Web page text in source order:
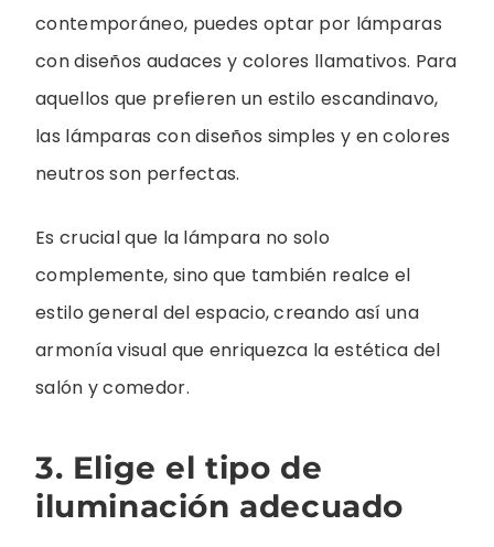
contemporáneo, puedes optar por lámparas
con diseños audaces y colores llamativos. Para
aquellos que prefieren un estilo escandinavo,
las lámparas con diseños simples y en colores
neutros son perfectas.
Es crucial que la lámpara no solo
complemente, sino que también realce el
estilo general del espacio, creando así una
armonía visual que enriquezca la estética del
salón y comedor.
3. Elige el tipo de
iluminación adecuado